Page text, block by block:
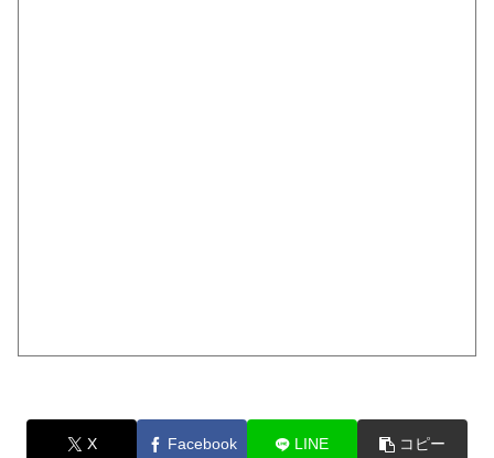
X Facebook LINE コピー